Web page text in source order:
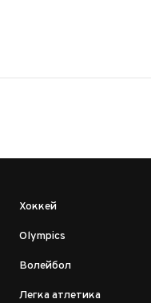
Хоккей
Olympics
Волейбол
Легка атлетика